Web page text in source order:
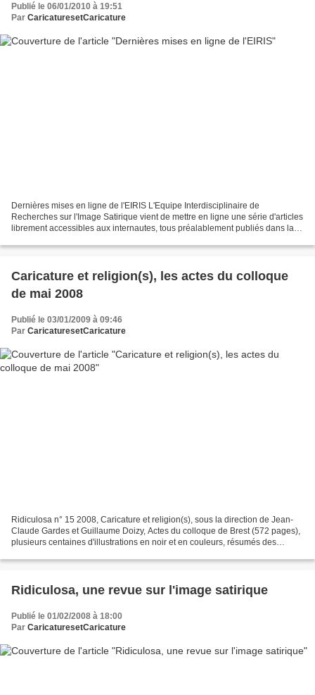
Publié le 06/01/2010 à 19:51
Par CaricaturesetCaricature
Dernières mises en ligne de l'EIRIS L'Equipe Interdisciplinaire de
Recherches sur l'Image Satirique vient de mettre en ligne une série d'articles
librement accessibles aux internautes, tous préalablement publiés dans la
Caricature et religion(s), les actes du colloque
de mai 2008
Publié le 03/01/2009 à 09:46
Par CaricaturesetCaricature
Ridiculosa n° 15 2008, Caricature et religion(s), sous la direction de Jean-
Claude Gardes et Guillaume Doizy, Actes du colloque de Brest (572 pages),
plusieurs centaines d'illustrations en noir et en couleurs, résumés des
Ridiculosa, une revue sur l'image satirique
Publié le 01/02/2008 à 18:00
Par CaricaturesetCaricature